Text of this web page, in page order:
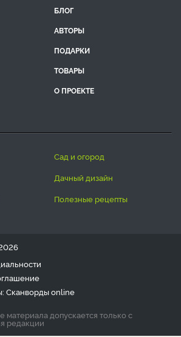
БЛОГ
АВТОРЫ
ПОДАРКИ
ТОВАРЫ
О ПРОЕКТЕ
сад и огород
дачный дизайн
полезные рецепты
Сканвордыonline
материала допускается только с
редакции